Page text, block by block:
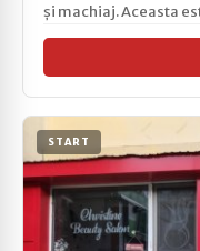
și machiaj. Aceasta
START